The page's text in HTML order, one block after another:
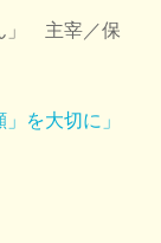
」 主宰／保
を大切に」